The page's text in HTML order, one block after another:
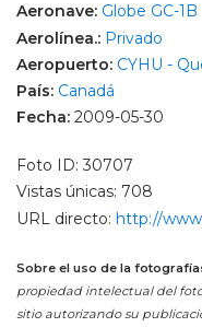
Aeronave: Globe GC-1B
Aerolínea.: Privado
Aeropuerto: CYHU -
País: Canadá
Fecha: 2009-05-30
Foto ID: 30707
Vistas únicas: 708
URL directo: http://
Sobre el uso de la
propiedad intelectual del
sitio autorizando su